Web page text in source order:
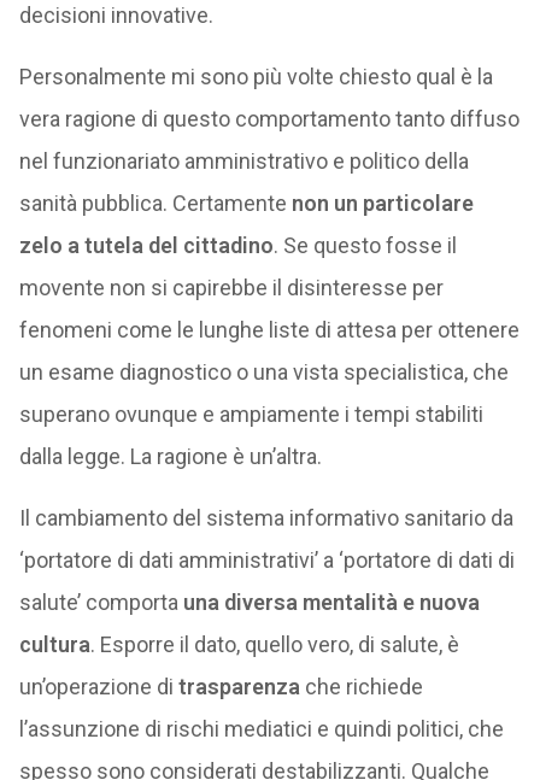
decisioni innovative.
Personalmente mi sono più volte chiesto qual è la
vera ragione di questo comportamento tanto diffuso
nel funzionariato amministrativo e politico della
sanità pubblica. Certamente non un particolare
zelo a tutela del cittadino. Se questo fosse il
movente non si capirebbe il disinteresse per
fenomeni come le lunghe liste di attesa per ottenere
un esame diagnostico o una vista specialistica, che
superano ovunque e ampiamente i tempi stabiliti
dalla legge. La ragione è un’altra.
Il cambiamento del sistema informativo sanitario da
‘portatore di dati amministrativi’ a ‘portatore di dati di
salute’ comporta una diversa mentalità e nuova
cultura. Esporre il dato, quello vero, di salute, è
un’operazione di trasparenza che richiede
l’assunzione di rischi mediatici e quindi politici, che
spesso sono considerati destabilizzanti. Qualche